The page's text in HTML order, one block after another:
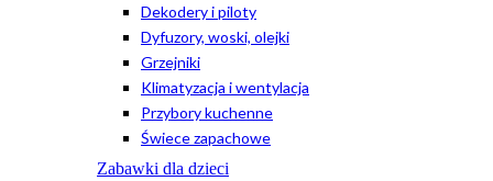
Dekodery i piloty
Dyfuzory, woski, olejki
Grzejniki
Klimatyzacja i wentylacja
Przybory kuchenne
Świece zapachowe
Zabawki dla dzieci